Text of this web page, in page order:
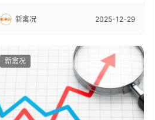
新禽况 2025-12-29
新禽况